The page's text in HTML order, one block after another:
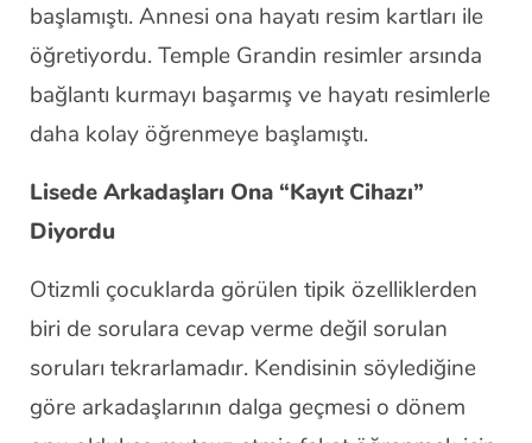
başlamıştı. Annesi ona hayatı resim kartları ile
öğretiyordu. Temple Grandin resimler arsında
bağlantı kurmayı başarmış ve hayatı resimlerle
daha kolay öğrenmeye başlamıştı.
Lisede Arkadaşları Ona “Kayıt Cihazı”
Diyordu
Otizmli çocuklarda görülen tipik özelliklerden
biri de sorulara cevap verme değil sorulan
soruları tekrarlamadır. Kendisinin söylediğine
göre arkadaşlarının dalga geçmesi o dönem